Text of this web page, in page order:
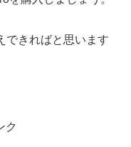
できればと思います
ク